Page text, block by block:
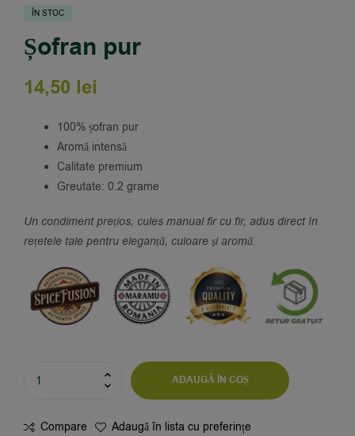
ÎN STOC
Șofran pur
14,50 lei
100% șofran pur
Aromă intensă
Calitate premium
Greutate: 0.2 grame
Un condiment prețios, cules manual fir cu fir, adus direct în
rețetele tale pentru eleganță, culoare și aromă.
ADAUGĂ ÎN COȘ
Compare Adaugă în lista cu preferințe